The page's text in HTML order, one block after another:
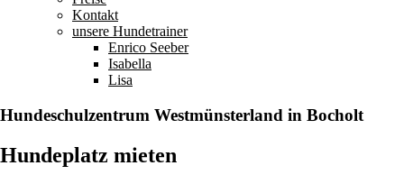
Kontakt
unsere Hundetrainer
Enrico Seeber
Isabella
Lisa
Hundeschulzentrum Westmünsterland in Bocholt
Hundeplatz mieten